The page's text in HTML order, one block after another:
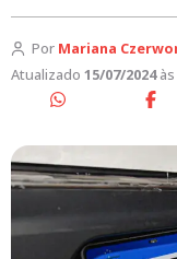
Por Mariana
Atualizado 15/07/2024às